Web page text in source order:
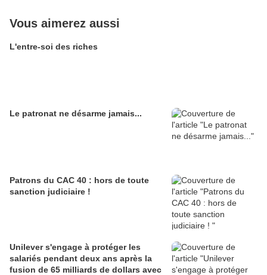
Vous aimerez aussi
L'entre-soi des riches
Le patronat ne désarme jamais...
Patrons du CAC 40 : hors de toute
sanction judiciaire !
Unilever s'engage à protéger les
salariés pendant deux ans après la
fusion de 65 milliards de dollars avec